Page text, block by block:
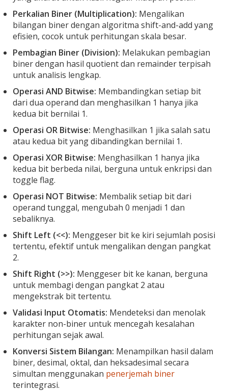
Perkalian Biner (Multiplication): Mengalikan
bilangan biner dengan algoritma shift-and-add yang
efisien, cocok untuk perhitungan skala besar.
Pembagian Biner (Division): Melakukan pembagian
biner dengan hasil quotient dan remainder terpisah
untuk analisis lengkap.
Operasi AND Bitwise: Membandingkan setiap bit
dari dua operand dan menghasilkan 1 hanya jika
kedua bit bernilai 1.
Operasi OR Bitwise: Menghasilkan 1 jika salah satu
atau kedua bit yang dibandingkan bernilai 1.
Operasi XOR Bitwise: Menghasilkan 1 hanya jika
kedua bit berbeda nilai, berguna untuk enkripsi dan
toggle flag.
Operasi NOT Bitwise: Membalik setiap bit dari
operand tunggal, mengubah 0 menjadi 1 dan
sebaliknya.
Shift Left (<<): Menggeser bit ke kiri sejumlah posisi
tertentu, efektif untuk mengalikan dengan pangkat
2.
Shift Right (>>): Menggeser bit ke kanan, berguna
untuk membagi dengan pangkat 2 atau
mengekstrak bit tertentu.
Validasi Input Otomatis: Mendeteksi dan menolak
karakter non-biner untuk mencegah kesalahan
perhitungan sejak awal.
Konversi Sistem Bilangan: Menampilkan hasil dalam
biner, desimal, oktal, dan heksadesimal secara
simultan menggunakan penerjemah biner
terintegrasi.